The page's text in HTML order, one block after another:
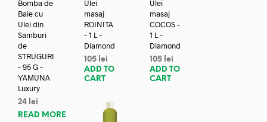
Bomba de
Baie cu
Ulei din
Samburi
de
STRUGURI
– 95 G –
YAMUNA
Luxury
24 lei
READ MORE
Ulei
masaj
ROINITA
– 1 L –
Diamond
105 lei
ADD TO
CART
Ulei
masaj
COCOS –
1 L –
Diamond
105 lei
ADD TO
CART